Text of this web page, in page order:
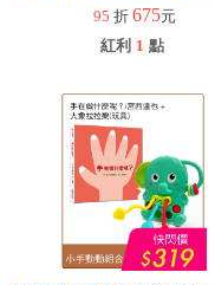
95 折 675元
紅利 1 點